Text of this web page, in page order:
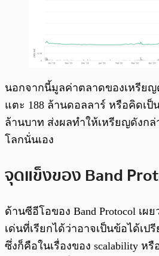
นอกจากนี้มูลค่าตลาดของเหรียญ
แตะ 188 ล้านดอลลาร์ หรือคิดเ
ล้านบาท ส่งผลทำให้เหรียญดังก
โลกนั่นเอง
จุดแข็งของ Band
ด้านซีอีโอของ Band Protocol เผย
เด่นที่เรียกได้ว่าอาจเป็นข้อได้เป
ซึ่งก็คือในเรื่องของ scalability ห